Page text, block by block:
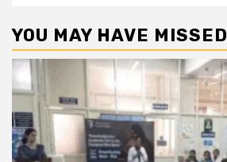
YOU MAY HAVE MISSED